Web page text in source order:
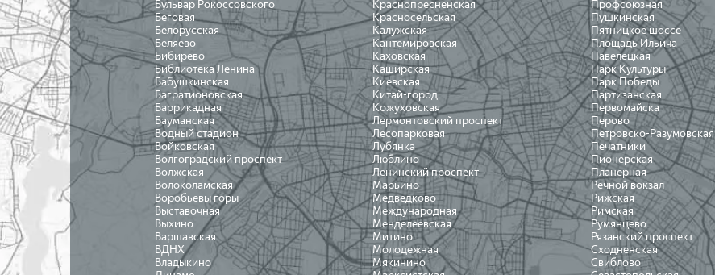
Бульвар Рокоссовского
Беговая
Белорусская
Беляево
Бибирево
Библиотека Ленина
Бабушкинская
Багратионовская
Баррикадная
Бауманская
Водный стадион
Войковская
Волгоградский проспект
Волжская
Волоколамская
Воробьевы горы
Выставочная
Выхино
Варшавская
ВДНХ
Владыкино
Краснопресненская
Красносельская
Калужская
Кантемировская
Каховская
Каширская
Киевская
Китай-город
Кожуховская
Лермонтовский проспект
Лесопарковая
Лубянка
Люблино
Ленинский проспект
Марьино
Медведково
Международная
Менделеевская
Митино
Молодежная
Мякинино
Профсоюзная
Пушкинская
Пятницкое шоссе
Площадь Ильича
Павелецкая
Парк Культуры
Парк Победы
Партизанская
Первомайска
Перово
Петровско-Разумовская
Печатники
Пионерская
Планерная
Речной вокзал
Рижская
Римская
Румянцево
Рязанский проспект
Сходненская
Свиблово